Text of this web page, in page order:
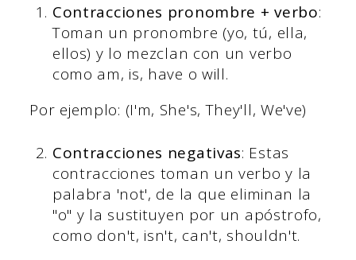
Contracciones pronombre + verbo:
Toman un pronombre (yo, tú, ella,
ellos) y lo mezclan con un verbo
como am, is, have o will.
Por ejemplo: (I'm, She's, They'll, We've)
Contracciones negativas: Estas
contracciones toman un verbo y la
palabra 'not', de la que eliminan la
"o" y la sustituyen por un apóstrofo,
como don't, isn't, can't, shouldn't.